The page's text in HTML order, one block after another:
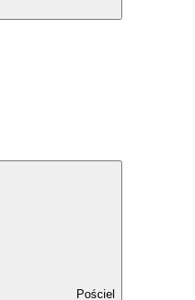
Pościel